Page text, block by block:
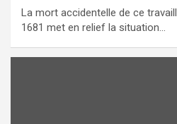
La mort accidentelle de ce
1681 met en relief la situation…